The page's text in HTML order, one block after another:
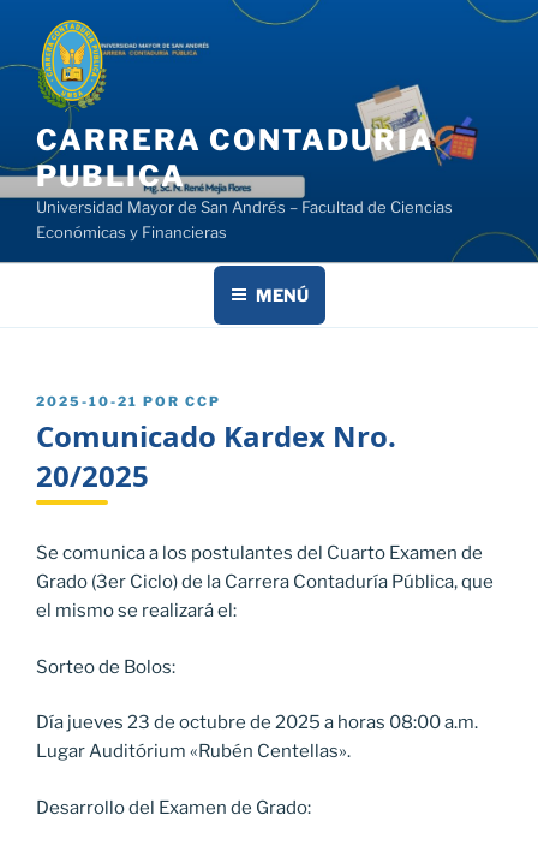
contenido
CARRERA CONTADURIA
PUBLICA
Universidad Mayor de San Andrés – Facultad de Ciencias
Económicas y Financieras
MENÚ
PUBLICADO
2025-10-21 POR CCP
Comunicado Kardex Nro.
20/2025
Se comunica a los postulantes del Cuarto Examen de
Grado (3er Ciclo) de la Carrera Contaduría Pública, que
el mismo se realizará el:
Sorteo de Bolos:
Día jueves 23 de octubre de 2025 a horas 08:00 a.m.
Lugar Auditórium «Rubén Centellas».
Desarrollo del Examen de Grado: